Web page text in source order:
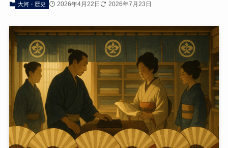
大河・歴史 2026年4月22日 2026年7月23日